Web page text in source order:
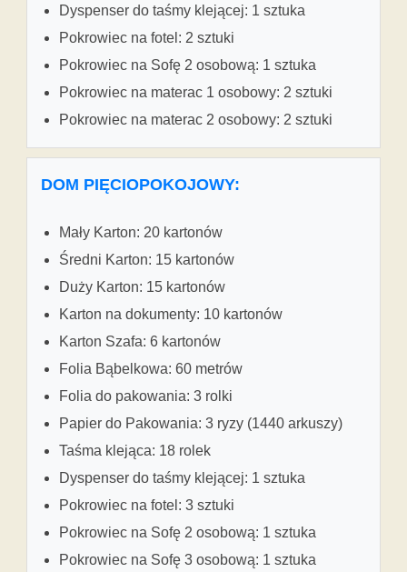
Dyspenser do taśmy klejącej: 1 sztuka
Pokrowiec na fotel: 2 sztuki
Pokrowiec na Sofę 2 osobową: 1 sztuka
Pokrowiec na materac 1 osobowy: 2 sztuki
Pokrowiec na materac 2 osobowy: 2 sztuki
DOM PIĘCIOPOKOJOWY:
Mały Karton: 20 kartonów
Średni Karton: 15 kartonów
Duży Karton: 15 kartonów
Karton na dokumenty: 10 kartonów
Karton Szafa: 6 kartonów
Folia Bąbelkowa: 60 metrów
Folia do pakowania: 3 rolki
Papier do Pakowania: 3 ryzy (1440 arkuszy)
Taśma klejąca: 18 rolek
Dyspenser do taśmy klejącej: 1 sztuka
Pokrowiec na fotel: 3 sztuki
Pokrowiec na Sofę 2 osobową: 1 sztuka
Pokrowiec na Sofę 3 osobową: 1 sztuka